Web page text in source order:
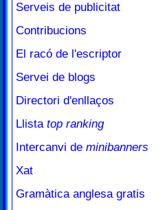
Serveis de publicitat
Contribucions
El racó de l'escriptor
Servei de blogs
Directori d'enllaços
Llista top ranking
Intercanvi de minibanners
Xat
Gramàtica anglesa gratis